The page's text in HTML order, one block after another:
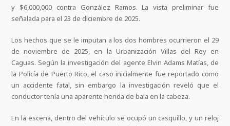
y $6,000,000 contra González Ramos. La vista preliminar fue
señalada para el 23 de diciembre de 2025.
Los hechos que se le imputan a los dos hombres ocurrieron el 29
de noviembre de 2025, en la Urbanización Villas del Rey en
Caguas. Según la investigación del agente Elvin Adams Matías, de
la Policía de Puerto Rico, el caso inicialmente fue reportado como
un accidente fatal, sin embargo la investigación reveló que el
conductor tenía una aparente herida de bala en la cabeza.
En la escena, dentro del vehículo se ocupó un casquillo, y un reloj